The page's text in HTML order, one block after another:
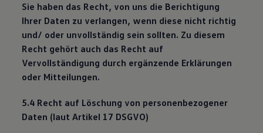
Sie haben das Recht, von uns die Berichtigung
Ihrer Daten zu verlangen, wenn diese nicht richtig
und/ oder unvollständig sein sollten. Zu diesem
Recht gehört auch das Recht auf
Vervollständigung durch ergänzende Erklärungen
oder Mitteilungen.
5.4 Recht auf Löschung von personenbezogener
Daten (laut Artikel 17 DSGVO)